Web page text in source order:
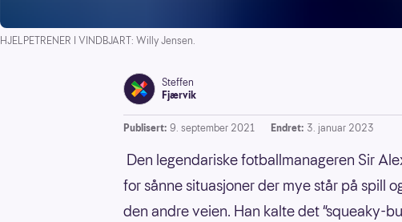
HJELPETRENER I VINDBJART: Willy Jensen.
Steffen
Fjærvik
Publisert: 9. september 2021 Endret: 3. januar 2023
Den legendariske fotballmanageren Sir
for sånne situasjoner der mye står på spill
den andre veien. Han kalte det “squeaky-